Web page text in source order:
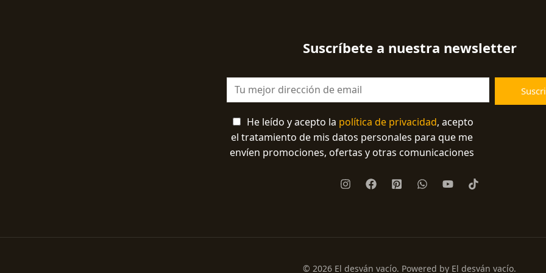
Suscríbete a nuestra newsletter
He leído y acepto la política de privacidad, acepto
el tratamiento de mis datos personales para que me
envíen promociones, ofertas y otras comunicaciones
© 2026 El desván vacío. Powered by El desván vacío.